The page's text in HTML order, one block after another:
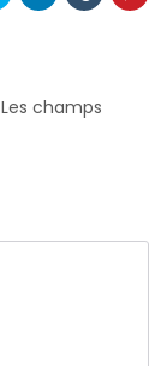
Les champs